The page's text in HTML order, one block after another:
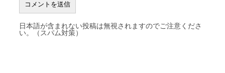
日本語が含まれない投稿は無視されますのでご注意くださ
い。（スパム対策）